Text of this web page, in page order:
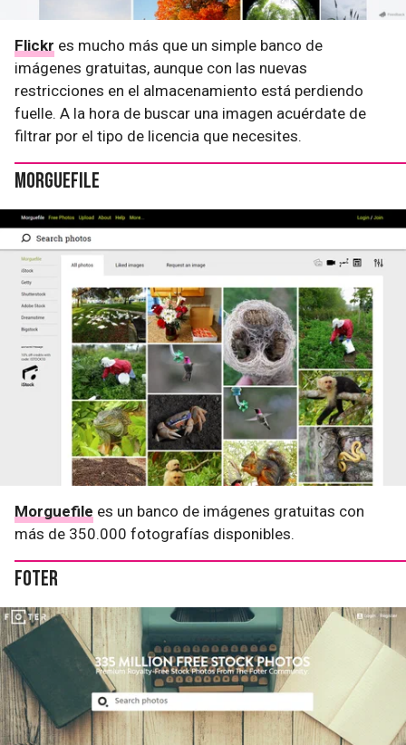
Flickr es mucho más que un simple banco de
imágenes gratuitas, aunque con las nuevas
restricciones en el almacenamiento está perdiendo
fuelle. A la hora de buscar una imagen acuérdate de
filtrar por el tipo de licencia que necesites.
Morguefile
Morguefile es un banco de imágenes gratuitas con
más de 350.000 fotografías disponibles.
Foter